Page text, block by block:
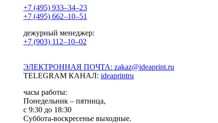
+7 (495) 933–34–23
+7 (495) 662–10–51
дежурный менеджер:
+7 (903) 112–10–02
ЭЛЕКТРОННАЯ ПОЧТА: zakaz@ideaprint.ru
TELEGRAM КАНАЛ: ideaprintru
часы работы:
Понедельник – пятница,
с 9:30 до 18:30
Суббота-воскресенье выходные.